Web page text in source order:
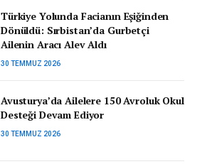
Türkiye Yolunda Facianın Eşiğinden
Dönüldü: Sırbistan’da Gurbetçi
Ailenin Aracı Alev Aldı
30 TEMMUZ 2026
Avusturya’da Ailelere 150 Avroluk Okul
Desteği Devam Ediyor
30 TEMMUZ 2026